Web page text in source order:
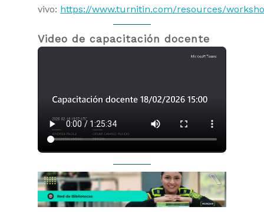
vivo: https://www.turnitin.com/resources/
Video de capacitación docente